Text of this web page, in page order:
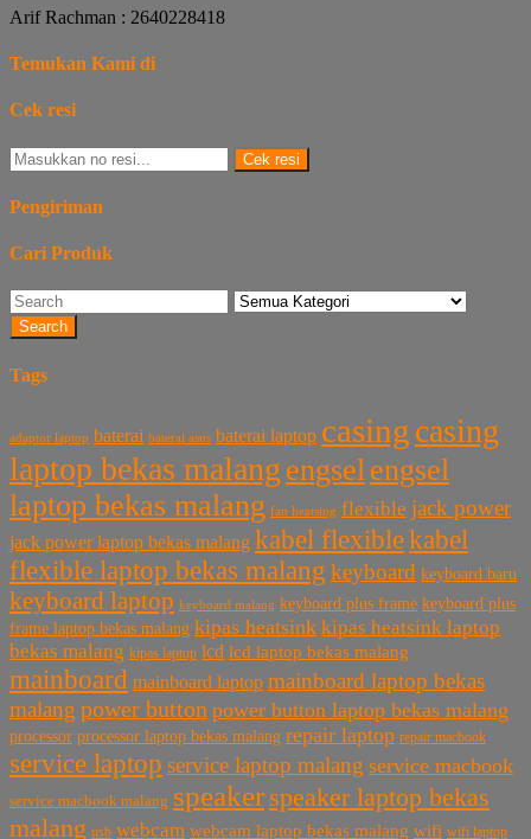
Arif Rachman : 2640228418
Temukan Kami di
Cek resi
Cek resi
Pengiriman
Cari Produk
Search
Tags
adaptor laptop baterai baterai asus baterai laptop casing casing
laptop bekas malang engselengsel
laptop bekas malang fan heatsing flexible jack power
jack power laptop bekas malang kabel flexiblekabel
flexible laptop bekas malang keyboard keyboard baru
keyboard laptop keyboard malang keyboard plus frame keyboard plus
frame laptop bekas malang kipas heatsink kipas heatsink laptop
bekas malang kipas laptop lcd lcd laptop bekas malang
mainboard mainboard laptop mainboard laptop bekas
malang power button power button laptop bekas malang
processor processor laptop bekas malang repair laptop repair macbook
service laptop service laptop malang service macbook
service macbook malang speaker speaker laptop bekas
malang usb webcam webcam laptop bekas malang wifi wifi laptop